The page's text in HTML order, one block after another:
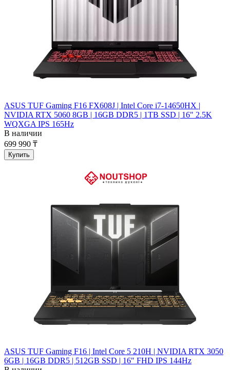
ASUS TUF Gaming F16 FX608J | Intel Core i7-14650HX |
NVIDIA RTX 5060 8GB | 16GB DDR5 | 1TB SSD | 16" 2.5K
WQXGA IPS 165Hz
В наличии
699 990 ₸
Купить
ASUS TUF Gaming F16 | Intel Core 5 210H | NVIDIA RTX 3050
6GB | 16GB DDR5 | 512GB SSD | 16" FHD IPS 144Hz